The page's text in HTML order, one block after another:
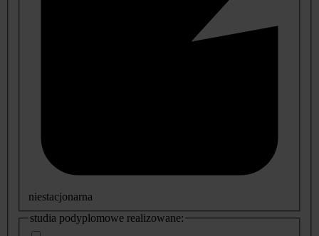
niestacjonarna
studia podyplomowe realizowane: